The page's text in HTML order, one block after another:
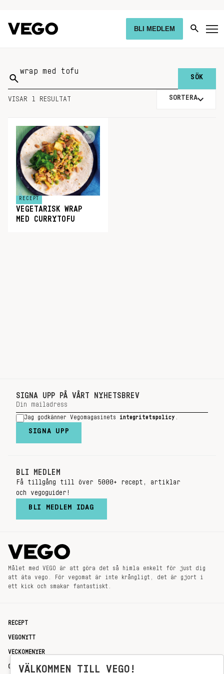
BLI MEDLEM
Sök
på:
VISAR 1 RESULTAT SORTERA
RECEPT
VEGETARISK WRAP
MED CURRYTOFU
SIGNA UPP PÅ VÅRT NYHETSBREV
Jag godkänner Vegomagasinets integritetspolicy
SIGNA UPP
BLI MEDLEM
Få tillgång till över 5000+ recept, artiklar
och vegoguider!
BLI MEDLEM IDAG
Målet med VEGO är att göra det så himla enkelt för just dig
att äta vego. För vegomat är inte krångligt, det är gjort i
ett kick och smakar fantastiskt.
RECEPT
VEGONYTT
VECKOMENYER
OM OSSVÄLKOMMEN TILL VEGO!